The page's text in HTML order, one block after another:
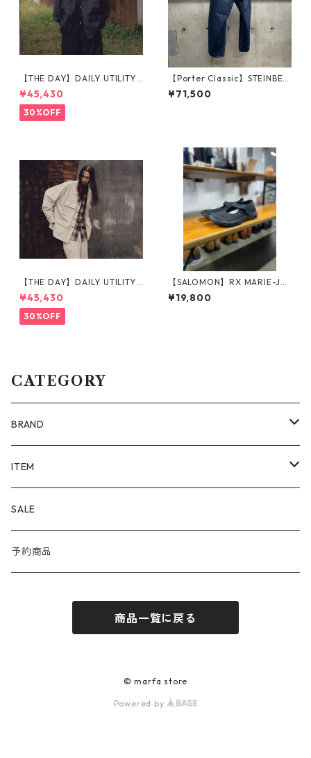
【THE DAY】DAILY UTILITY
JACKET_BLACK
¥45,430
30%OFF
【Porter Classic】STEINBEC
K DENIM PANTS_NAVY
¥71,500
【THE DAY】DAILY UTILITY
JACKET_OFF WHITE
¥45,430
30%OFF
【SALOMON】RX MARIE-JE
ANNE_BLACK
¥19,800
CATEGORY
BRAND
ALAYA (LIMITED)
Corgi
DAYDATE
JILL PLATNER
ITEM
OUTER
SHIRT
SALE
予約商品
商品一覧に戻る
© marfa store
Powered by